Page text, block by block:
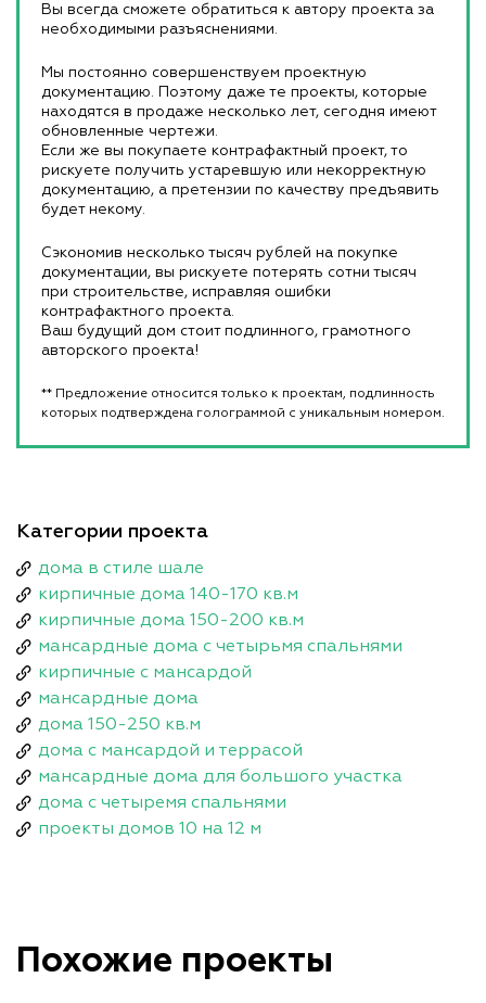
Вы всегда сможете обратиться к автору проекта за
необходимыми разъяснениями.
Мы постоянно совершенствуем проектную
документацию. Поэтому даже те проекты, которые
находятся в продаже несколько лет, сегодня имеют
обновленные чертежи.
Если же вы покупаете контрафактный проект, то
рискуете получить устаревшую или некорректную
документацию, а претензии по качеству предъявить
будет некому.
Сэкономив несколько тысяч рублей на покупке
документации, вы рискуете потерять сотни тысяч
при строительстве, исправляя ошибки
контрафактного проекта.
Ваш будущий дом стоит подлинного, грамотного
авторского проекта!
** Предложение относится только к проектам, подлинность
которых подтверждена голограммой с уникальным номером.
Категории проекта
дома в стиле шале
кирпичные дома 140-170 кв.м
кирпичные дома 150-200 кв.м
мансардные дома с четырьмя спальнями
кирпичные с мансардой
мансардные дома
дома 150-250 кв.м
дома с мансардой и террасой
мансардные дома для большого участка
дома с четыремя спальнями
проекты домов 10 на 12 м
Похожие проекты